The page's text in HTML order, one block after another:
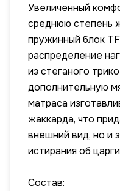
Увеличенный
среднюю степень
пружинный блок
распределение
из стеганого
дополнительную
матраса
жаккарда, что
внешний вид, но и
истирания об
Состав: